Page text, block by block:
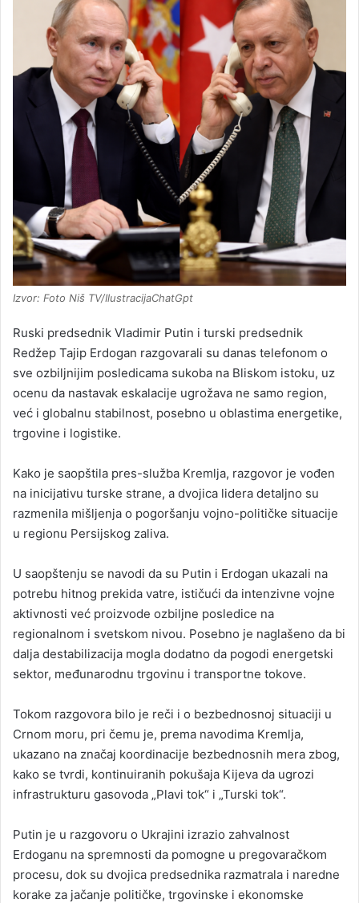
Izvor: Foto Niš TV/IlustracijaChatGpt
Ruski predsednik Vladimir Putin i turski predsednik
Redžep Tajip Erdogan razgovarali su danas telefonom o
sve ozbiljnijim posledicama sukoba na Bliskom istoku, uz
ocenu da nastavak eskalacije ugrožava ne samo region,
već i globalnu stabilnost, posebno u oblastima energetike,
trgovine i logistike.
Kako je saopštila pres-služba Kremlja, razgovor je vođen
na inicijativu turske strane, a dvojica lidera detaljno su
razmenila mišljenja o pogoršanju vojno-političke situacije
u regionu Persijskog zaliva.
U saopštenju se navodi da su Putin i Erdogan ukazali na
potrebu hitnog prekida vatre, ističući da intenzivne vojne
aktivnosti već proizvode ozbiljne posledice na
regionalnom i svetskom nivou. Posebno je naglašeno da bi
dalja destabilizacija mogla dodatno da pogodi energetski
sektor, međunarodnu trgovinu i transportne tokove.
Tokom razgovora bilo je reči i o bezbednosnoj situaciji u
Crnom moru, pri čemu je, prema navodima Kremlja,
ukazano na značaj koordinacije bezbednosnih mera zbog,
kako se tvrdi, kontinuiranih pokušaja Kijeva da ugrozi
infrastrukturu gasovoda „Plavi tok“ i „Turski tok“.
Putin je u razgovoru o Ukrajini izrazio zahvalnost
Erdoganu na spremnosti da pomogne u pregovaračkom
procesu, dok su dvojica predsednika razmatrala i naredne
korake za jačanje političke, trgovinske i ekonomske